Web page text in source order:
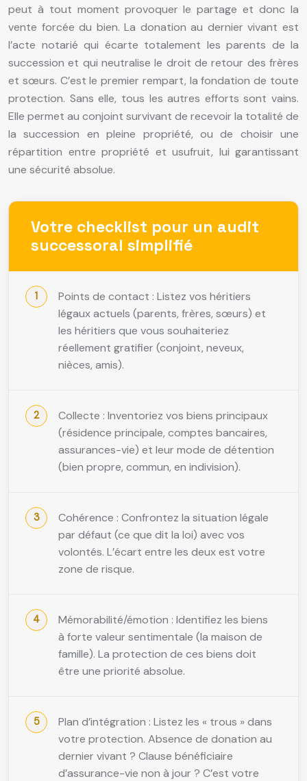
peut à tout moment provoquer le partage et donc la
vente forcée du bien. La donation au dernier vivant est
l’acte notarié qui écarte totalement les parents de la
succession et qui neutralise le droit de retour des frères
et sœurs. C’est le premier rempart, la fondation de toute
protection. Sans elle, tous les autres efforts sont vains.
Elle permet au conjoint survivant de recevoir la totalité de
la succession en pleine propriété, ou de choisir une
répartition entre propriété et usufruit, lui garantissant
une sécurité absolue.
Votre checklist pour un audit
successoral simplifié
Points de contact : Listez vos héritiers
légaux actuels (parents, frères, sœurs) et
les héritiers que vous souhaiteriez
réellement gratifier (conjoint, neveux,
nièces, amis).
Collecte : Inventoriez vos biens principaux
(résidence principale, comptes bancaires,
assurances-vie) et leur mode de détention
(bien propre, commun, en indivision).
Cohérence : Confrontez la situation légale
par défaut (ce que dit la loi) avec vos
volontés. L’écart entre les deux est votre
zone de risque.
Mémorabilité/émotion : Identifiez les biens
à forte valeur sentimentale (la maison de
famille). La protection de ces biens doit
être une priorité absolue.
Plan d’intégration : Listez les « trous » dans
votre protection. Absence de donation au
dernier vivant ? Clause bénéficiaire
d’assurance-vie non à jour ? C’est votre